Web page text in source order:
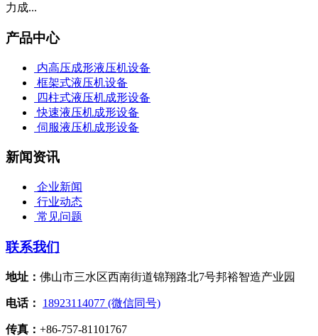
力成...
产品中心
内高压成形液压机设备
框架式液压机设备
四柱式液压机成形设备
快速液压机成形设备
伺服液压机成形设备
新闻资讯
企业新闻
行业动态
常见问题
联系我们
地址： 佛山市三水区西南街道锦翔路北7号邦裕智造产业园
电话： 18923114077 (微信同号)
传真： +86-757-81101767